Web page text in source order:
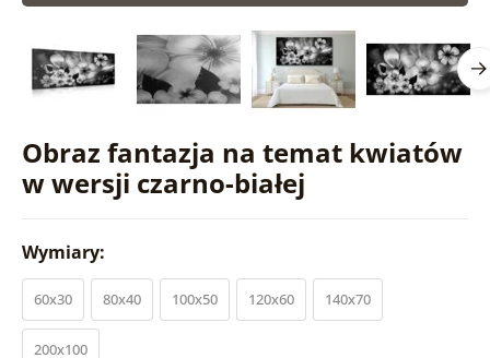
Obraz fantazja na temat kwiatów
w wersji czarno-białej
Wymiary:
60x30 80x40 100x50 120x60 140x70
200x100